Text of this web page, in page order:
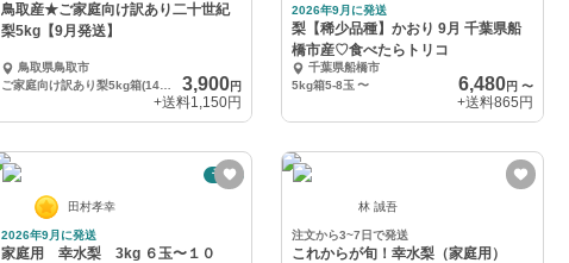
鳥取産★ご家庭向け訳あり二十世紀
梨5kg【9月発送】
鳥取県鳥取市
ご家庭向け訳あり梨5kg箱(14～20玉入り)
3,900円
+送料1,150円
2026年9月に発送
梨【稀少品種】かおり 9月 千葉県船
橋市産♡食べたらトリコ
千葉県船橋市
5kg箱5-8玉 〜 6,480円〜
+送料865円
予約
田村孝幸
2026年9月に発送
家庭用 幸水梨 3kg ６玉〜１０
林 誠吾
注文から3~7日で発送
これからが旬！幸水梨（家庭用）